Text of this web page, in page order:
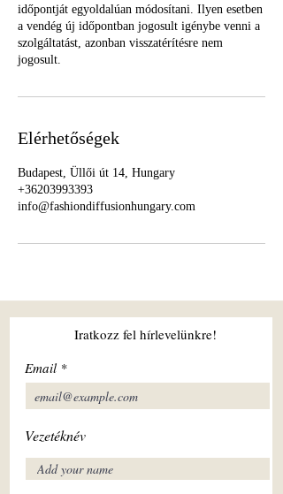
időpontját egyoldalúan módosítani. Ilyen esetben
a vendég új időpontban jogosult igénybe venni a
szolgáltatást, azonban visszatérítésre nem
jogosult.
Elérhetőségek
Budapest, Üllői út 14, Hungary
+36203993393
info@fashiondiffusionhungary.com
Iratkozz fel hírlevelünkre!
Email
Vezetéknév